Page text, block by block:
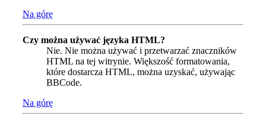
Na górę
Czy można używać języka HTML?
Nie. Nie można używać i przetwarzać znaczników
HTML na tej witrynie. Większość formatowania,
które dostarcza HTML, można uzyskać, używając
BBCode.
Na górę